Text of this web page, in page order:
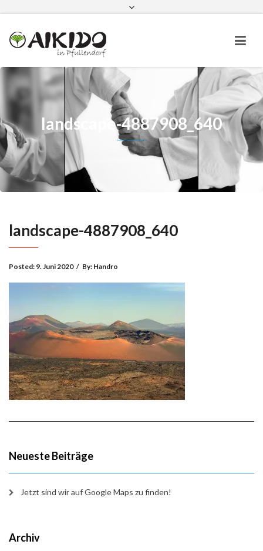
Aikido in Pfullendorf bei Instagram
landscape-4887908_640
landscape-4887908_640
Posted: 9. Juni 2020 / By: Handro
Neueste Beiträge
Jetzt sind wir auf Google Maps zu finden!
Archiv